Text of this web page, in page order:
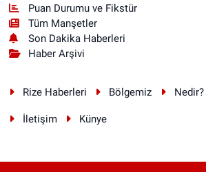
Puan Durumu ve Fikstür
Tüm Manşetler
Son Dakika Haberleri
Haber Arşivi
Rize Haberleri Bölgemiz
İletişim Künye